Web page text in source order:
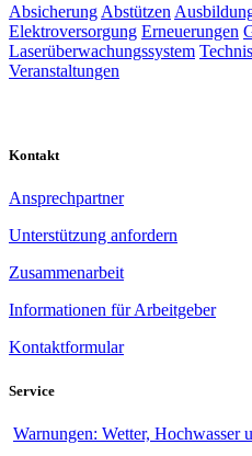
Absicherung Abstützen
Elektroversorgung Erneuerungen
Laserüberwachungssystem
Veranstaltungen
Kontakt
Ansprechpartner
Unterstützung anfordern
Zusammenarbeit
Informationen für Arbeitgeber
Kontaktformular
Service
Warnungen: Wetter, Hochwasser